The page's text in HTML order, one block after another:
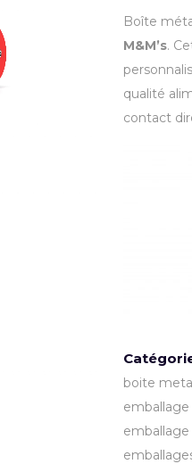
Boîte
M&M’s.
qualité
contact
boite